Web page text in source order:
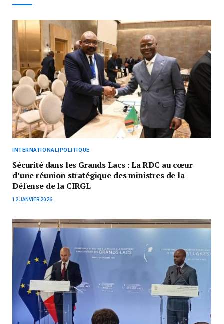
INTERNATIONAL|POLITIQUE
Sécurité dans les Grands Lacs : La RDC au cœur
d’une réunion stratégique des ministres de la
Défense de la CIRGL
12 JANVIER 2026